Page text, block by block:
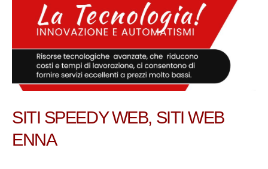
SITI SPEEDY WEB, SITI WEB
ENNA